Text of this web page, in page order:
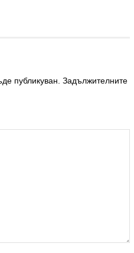
публикуван. Задължителните